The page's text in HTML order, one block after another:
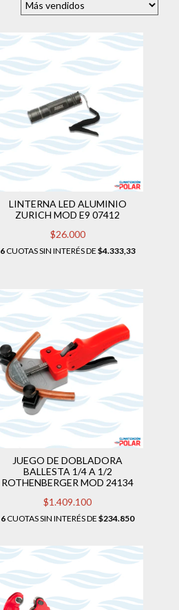
LINTERNA LED ALUMINIO
ZURICH MOD E9 07412
$26.000
6CUOTAS SIN INTERÉS DE $4.333,33
JUEGO DE DOBLADORA
BALLESTA 1/4 A 1/2
ROTHENBERGER MOD 24134
$1.409.100
6CUOTAS SIN INTERÉS DE$234.850